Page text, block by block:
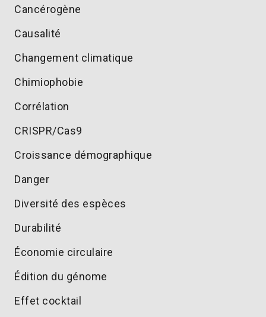
Cancérogène
Causalité
Changement climatique
Chimiophobie
Corrélation
CRISPR/Cas9
Croissance démographique
Danger
Diversité des espèces
Durabilité
Économie circulaire
Édition du génome
Effet cocktail